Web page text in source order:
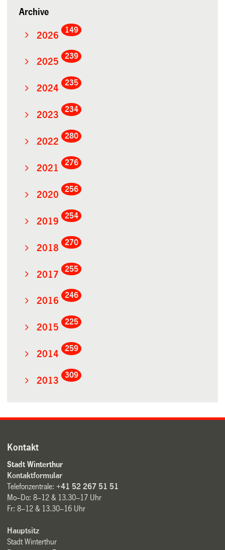
Archive
2026
149
2025
239
2024
235
2023
234
2022
280
2021
276
2020
256
2019
254
2018
270
2017
255
2016
246
2015
225
2014
259
2013
309
Kontakt
Stadt Winterthur
Kontaktformular
Telefonzentrale:+41 52 267 51 51
Mo–Do: 8–12 & 13.30–17 Uhr
Fr: 8–12 & 13.30–16 Uhr
Hauptsitz
Stadt Winterthur